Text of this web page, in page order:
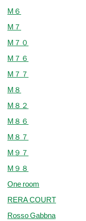
M６
M７
M７０
M７６
M７７
M８
M８２
M８６
M８７
M９７
M９８
One room
RERA COURT
Rosso Gabbna